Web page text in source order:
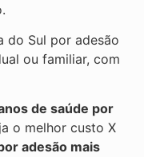
do Sul por adesão
ou familiar, com
de saúde por
o melhor custo X
adesão mais